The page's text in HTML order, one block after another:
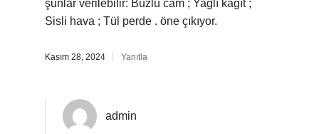
şunlar verilebilir: Buzlu cam ; Yağlı kağıt ;
Sisli hava ; Tül perde . öne çıkıyor.
Kasım 28, 2024 Yanıtla
admin